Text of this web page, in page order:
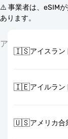
⚠️ 事業者は、eSIM
あります。
ア
🇮🇸アイスラン
🇮🇪アイルラン
🇺🇸アメリカ合